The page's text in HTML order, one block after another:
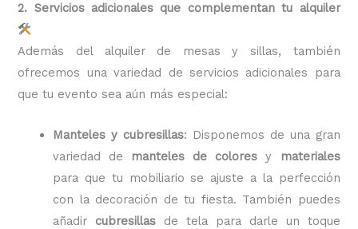
2. Servicios adicionales que complementan tu alquiler
Además del alquiler de mesas y sillas, también
ofrecemos una variedad de servicios adicionales para
que tu evento sea aún más especial:
Manteles y cubresillas: Disponemos de una gran
variedad de manteles de colores y
materiales
para que tu mobiliario se ajuste a la perfección
con la decoración de tu fiesta. También puedes
añadir cubresillas de tela para darle un toque